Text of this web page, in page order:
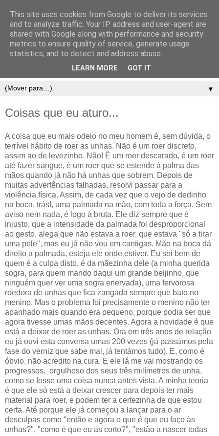
▼
Coisas que eu aturo...
A coisa que eu mais odeio no meu homem é, sem dúvida, o
terrível hábito de roer as unhas. Não é um roer discreto,
assim ao de levezinho. Não! É um roer descarado, é um roer
até fazer sangue, é um roer que se estende à palma das
mãos quando já não há unhas que sobrem. Depois de
muitas advertências falhadas, resolvi passar para a
violência física. Assim, de cada vez que o vejo de dedinho
na boca, trás!, uma palmada na mão, com toda a força. Sem
aviso nem nada, é logo à bruta. Ele diz sempre que é
injusto, que a intensidade da palmada foi desproporcional
ao gesto, alega que não estava a roer, que estava "só a tirar
uma pele", mas eu já não vou em cantigas. Mão na boca dá
direito a palmada, esteja ele onde estiver. Eu sei bem de
quem é a culpa disto, é da mãezinha dele (a minha querida
sogra, para quem mando daqui um grande beijinho, que
ninguém quer ver uma sogra enervada), uma fervorosa
roedora de unhas que fica zangada sempre que bato no
menino. Mas o problema foi precisamente o menino não ter
apanhado mais quando era pequeno, porque podia ser que
agora tivesse umas mãos decentes. Agora a novidade é que
está a deixar de roer as unhas. Ora em três anos de relação
eu já ouvi esta conversa umas 200 vezes (já passámos pela
fase do verniz que sabe mal, já tentámos tudo). E, como é
óbvio, não acredito na cura. E ele lá me vai mostrando os
progressos, orgulhoso dos seus três milímetros de unha,
como se fosse uma coisa nunca antes vista. A minha teoria
é que ele só está a deixar crescer para depois ter mais
material para roer, e podem ter a certezinha de que estou
certa. Até porque ele já começou a lançar para o ar
desculpas como "então e agora o que é que eu faço às
unhas?", "como é que eu as corto?", "estão a nascer todas
This site uses cookies from Google to deliver its services
and to analyze traffic. Your IP address and user-agent are
shared with Google along with performance and security
metrics to ensure quality of service, generate usage
statistics, and to detect and address abuse.
LEARN MORE GOT IT